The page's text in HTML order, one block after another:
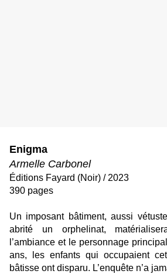
Enigma
Armelle Carbonel
Éditions Fayard (Noir) / 2023
390 pages
Un imposant bâtiment, aussi
abrité un orphelinat,
l’ambiance et le personnage
ans, les enfants qui occupaient
bâtisse ont disparu. L’enquête n’a